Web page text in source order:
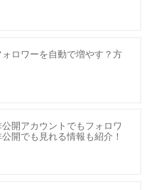
ォロワーを自動で増やす？方
公開アカウントでもフォロワ
開でも見れる情報も紹介！